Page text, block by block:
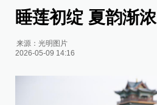
睡莲初绽 夏韵渐浓
来源：光明图片
2026-05-09 14:16